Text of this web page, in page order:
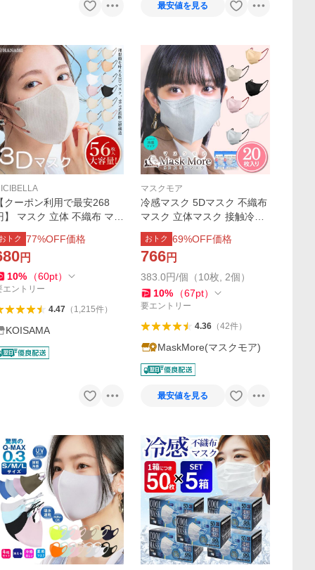
最安値を見る
クーポン利用で最安268
】 マスク 立体 不織布 マス
冷感 大容量 56枚 バイカ
ー 3Dマスク 敏感肌に優し
マスク おしゃれ 不織布マ
ク 立体マスク 流行
トク 77%OFF価格
円
10% （60pt）
エントリー
4.47（ 1,215件）
KOISAMA
マスクモア
冷感マスク 5Dマスク 不織布
マスク 立体マスク 接触冷感
マスク バイカラー 小顔マス
ク おしゃれ マスクモア マス
ク 5D 立体 冷感 不織布 20枚
入り
おトク 69%OFF価格
766円
383.0円/個（10枚, 2個）
10% （67pt）
要エントリー
4.36（42件）
MaskMore(マスクモア)
最安値を見る